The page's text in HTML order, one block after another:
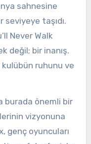
sahnesine
seviyeye taşıdı.
Never Walk
değil; bir inanış.
kulübün ruhunu ve
burada önemli bir
vizyonuna
genç oyuncuları